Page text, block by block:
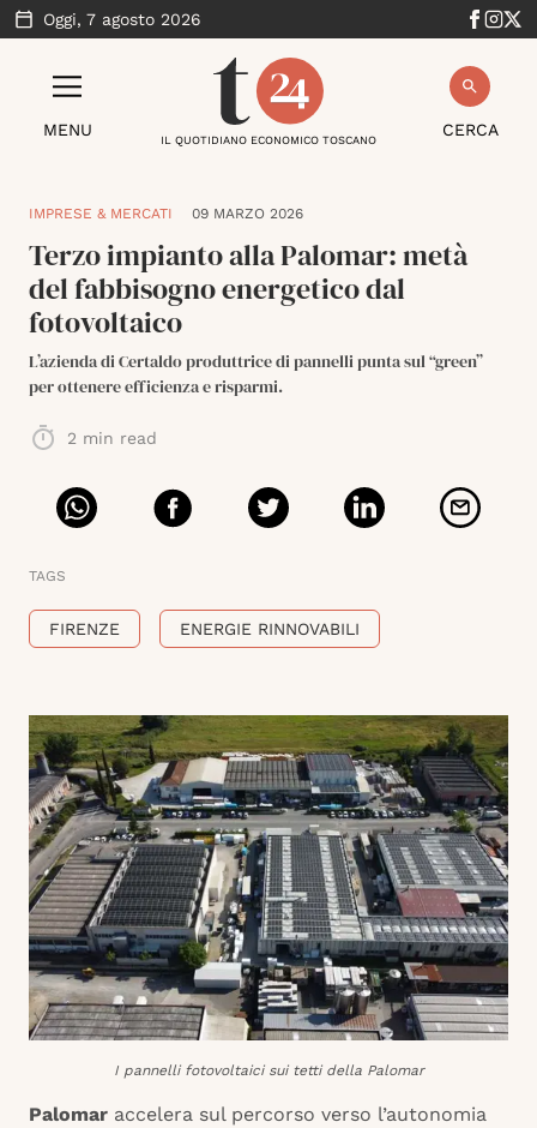
Oggi, 7 agosto 2026
MENU CERCA
IL QUOTIDIANO ECONOMICO TOSCANO
IMPRESE & MERCATI 09 MARZO 2026
Terzo impianto alla Palomar: metà
del fabbisogno energetico dal
fotovoltaico
L’azienda di Certaldo produttrice di pannelli punta sul “green”
per ottenere efficienza e risparmi.
2 min read
TAGS
FIRENZE ENERGIE RINNOVABILI
I pannelli fotovoltaici sui tetti della Palomar
Palomar accelera sul percorso verso l’autonomia